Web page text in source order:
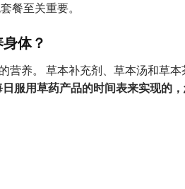
餐至关重要。
身体？
营养。 草本补充剂、草本汤和草
服用草药产品的时间表来实现的